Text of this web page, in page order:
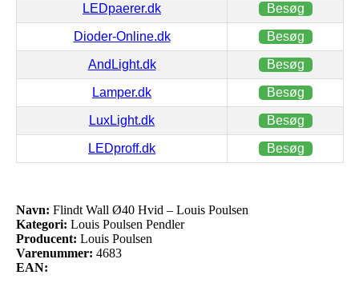
LEDpaerer.dk Besøg
Dioder-Online.dk Besøg
AndLight.dk Besøg
Lamper.dk Besøg
LuxLight.dk Besøg
LEDproff.dk Besøg
Navn: Flindt Wall Ø40 Hvid – Louis Poulsen
Kategori: Louis Poulsen Pendler
Producent: Louis Poulsen
Varenummer: 4683
EAN: